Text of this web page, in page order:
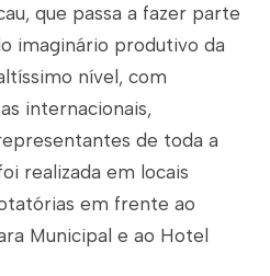
que passa a fazer parte
imaginário produtivo da
nível, com
internacionais,
de toda a
realizada em locais
em frente ao
Municipal e ao Hotel